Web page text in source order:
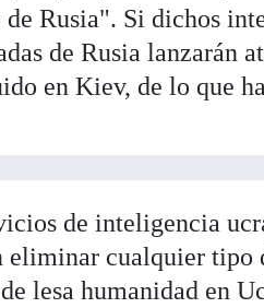
Rusia". Si dichos
de Rusia lanzarán
en Kiev, de lo que
de inteligencia
eliminar cualquier tipo
lesa humanidad en